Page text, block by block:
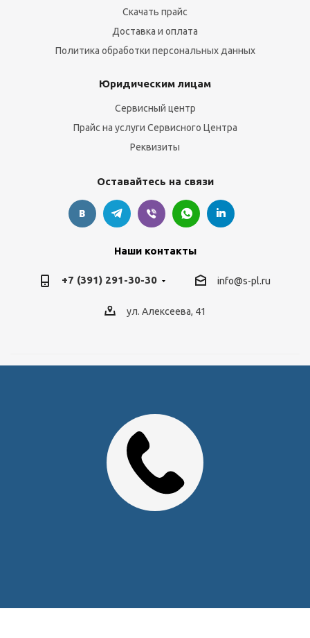
Скачать прайс
Доставка и оплата
Политика обработки персональных данных
Юридическим лицам
Сервисный центр
Прайс на услуги Сервисного Центра
Реквизиты
Оставайтесь на связи
Наши контакты
+7 (391) 291-30-30 info@s-pl.ru
ул. Алексеева, 41